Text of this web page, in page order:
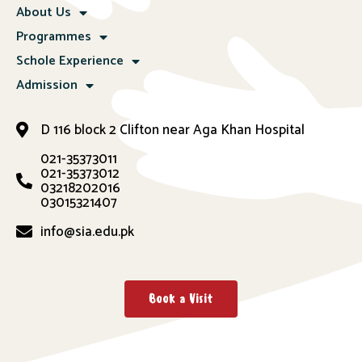
About Us
Programmes
Schole Experience
Admission
D 116 block 2 Clifton near Aga Khan Hospital
021-35373011
021-35373012
03218202016
03015321407
info@sia.edu.pk
Book a Visit